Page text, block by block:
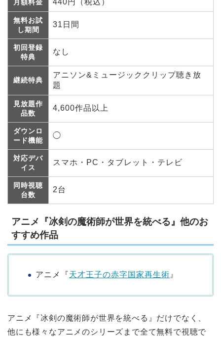
月額料金
無料お試
し期間
31日間
初回登録
特典
なし
継続特典
アニソン&ミュージッククリップ聴き放
題
見放題作
品数
4,600作品以上
ダウンロ
ード機能
◯
対応デバ
イス
スマホ・PC・タブレット・テレビ
同時視聴
台数
2台
アニメ『冰剣の魔術師が世界を統べる』他のお
すすめ作品
アニメ『天才王子の赤字国家再生術 』
アニメ『冰剣の魔術師が世界を統べる』だけでなく、
他にも様々なアニメのシリーズまで全て無料で視聴で